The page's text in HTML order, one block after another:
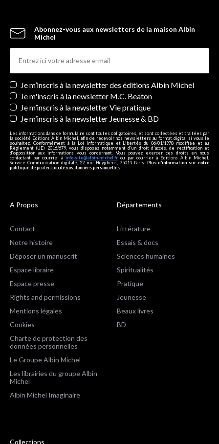
Abonnez-vous aux newsletters de la maison Albin
Michel
Newsletters
Je m’inscris à la newsletter des éditions Albin Michel
Je m'inscris à la newsletter M.C. Beaton
Je m’inscris à la newsletter Vie pratique
Je m’inscris à la newsletter Jeunesse & BD
Les informations dans ce formulaire sont toutes obligatoires, et sont collectées et traitées par
la société Editions Albin Michel, afin de recevoir nos newsletters au format digital si vous le
souhaitez. Conformément à la Loi Informatique et Libertés du 06/01/1978 modifiée et au
Règlement (UE) 2016/679, vous disposez notamment d'un droit d'accès, de rectification et
d’opposition aux informations vous concernant. Vous pouvez exercer ces droits en nous
contactant par courriel à info-site@albin-michel.fr ou par courrier à Editions Albin Michel,
Service Communication digitale, 22 rue Huyghens, 75014 Paris. Plus d’information sur notre
politique de protection de vos données personnelles
A Propos
Contact
Notre histoire
Déposer un manuscrit
Espace libraire
Espace presse
Rights and permissions
Mentions légales
Cookies
Charte de protection des
données personnelles
Le Groupe Albin Michel
Les librairies du groupe Albin
Michel
Albin Michel Imaginaire
Départements
Littérature
Essais & docs
Sciences humaines
Spiritualités
Pratique
Jeunesse
Beaux livres
BD
Collections